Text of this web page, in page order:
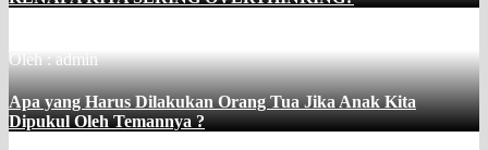
Oleh : admin
Apa yang Harus Dilakukan Orang Tua Jika Anak Kita
Dipukul Oleh Temannya ?